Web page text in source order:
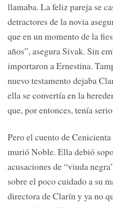
llamaba. La feliz pareja se
detractores de la novia
que en un momento de la
años”, asegura Sivak. Sin
importaron a Ernestina.
nuevo testamento dejaba
ella se convertía en la
que, por entonces, tenía
Pero el cuento de
murió Noble. Ella debió
acusaciones de “viuda
sobre el poco cuidado a su
directora de Clarín y ya no